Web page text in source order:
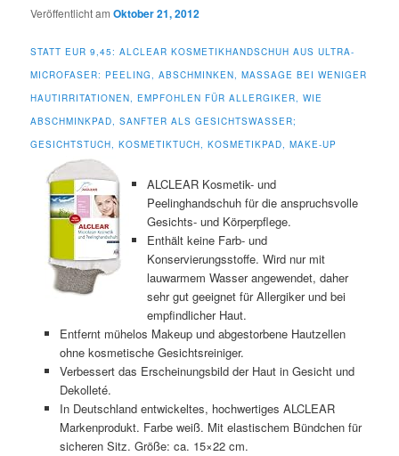
Veröffentlicht amOktober 21, 2012
STATT EUR 9,45: ALCLEAR KOSMETIKHANDSCHUH AUS ULTRA-
MICROFASER: PEELING, ABSCHMINKEN, MASSAGE BEI WENIGER
HAUTIRRITATIONEN, EMPFOHLEN FÜR ALLERGIKER, WIE
ABSCHMINKPAD, SANFTER ALS GESICHTSWASSER;
GESICHTSTUCH, KOSMETIKTUCH, KOSMETIKPAD, MAKE-UP
ALCLEAR Kosmetik- und
Peelinghandschuh für die anspruchsvolle
Gesichts- und Körperpflege.
Enthält keine Farb- und
Konservierungsstoffe. Wird nur mit
lauwarmem Wasser angewendet, daher
sehr gut geeignet für Allergiker und bei
empfindlicher Haut.
Entfernt mühelos Makeup und abgestorbene Hautzellen
ohne kosmetische Gesichtsreiniger.
Verbessert das Erscheinungsbild der Haut in Gesicht und
Dekolleté.
In Deutschland entwickeltes, hochwertiges ALCLEAR
Markenprodukt. Farbe weiß. Mit elastischem Bündchen für
sicheren Sitz. Größe: ca. 15×22 cm.